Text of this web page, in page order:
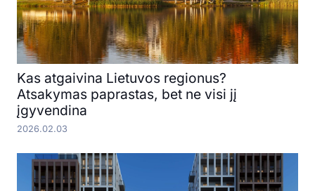
Kas atgaivina Lietuvos regionus?
Atsakymas paprastas, bet ne visi jį
įgyvendina
2026.02.03